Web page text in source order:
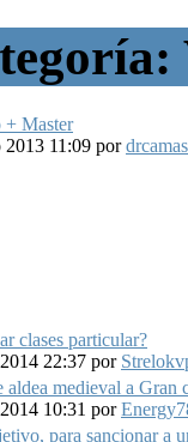
+ Master
11:09 pordrcamas
clases particular?
22:37 por
medieval a Gran
10:31 por
para sancionar a